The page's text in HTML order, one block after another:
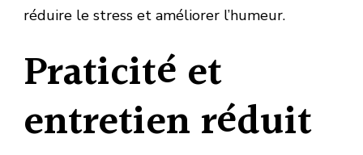
réduire le stress et améliorer l’humeur.
Praticité et
entretien réduit